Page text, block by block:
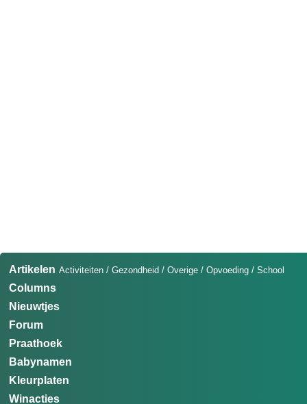
Artikelen Activiteiten / Gezondheid / Overige / Opvoeding / School
Columns
Nieuwtjes
Forum
Praathoek
Babynamen
Kleurplaten
Winacties